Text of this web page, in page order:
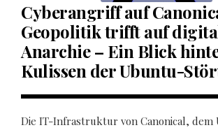
Cyberangriff auf
Geopolitik trifft auf
Anarchie – Ein Blick
Kulissen der Ubuntu-
Die IT-Infrastruktur von Canonical, dem